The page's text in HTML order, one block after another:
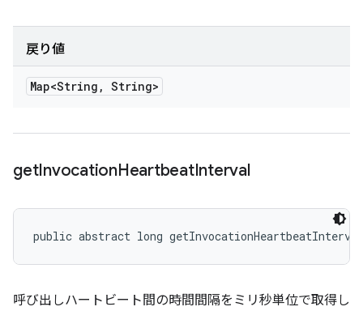
戻り値
Map<String , String>
getInvocationHeartbeatInterval
public abstract long
呼び出しハートビート間の時間間隔をミリ秒単位で取得し